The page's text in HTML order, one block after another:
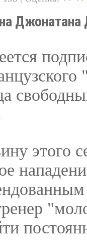
Джонатана
этого